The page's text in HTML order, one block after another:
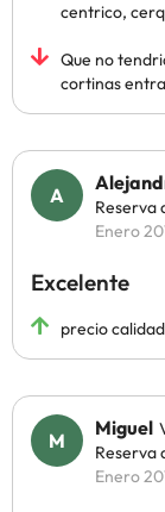
centrico,
Que no
cortinas
Reserva
Enero
Excelente
precio calidad
Miguel
Reserva
Enero